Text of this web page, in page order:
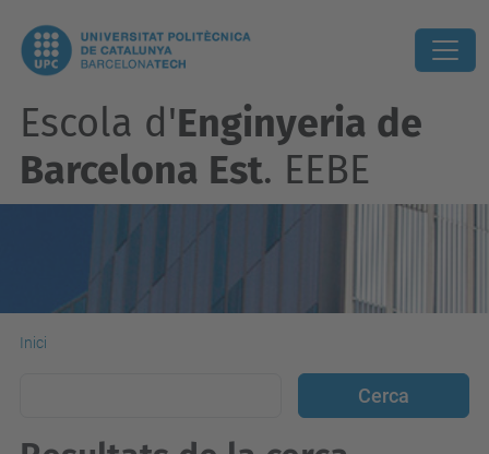
Escola d'Enginyeria de
Barcelona Est. EEBE
Inici